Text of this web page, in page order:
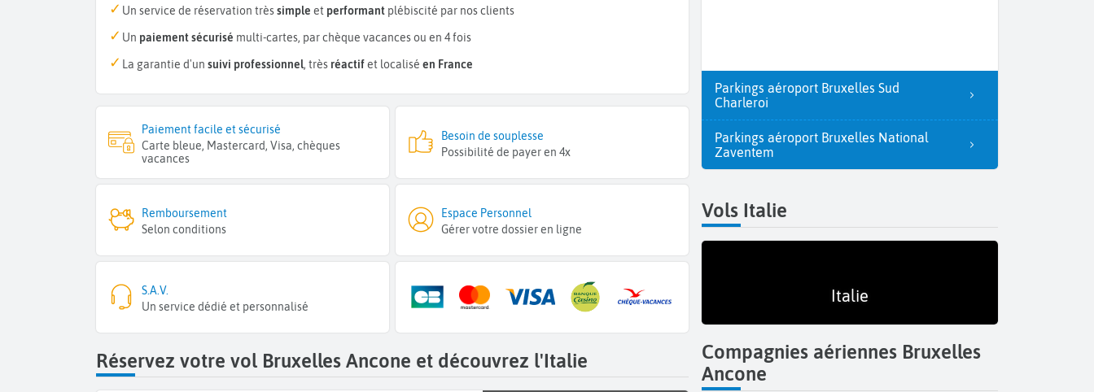
Un service de réservation trèssimple et performant plébiscité par nos clients
Un paiement sécurisé multi-cartes, par chèque vacances ou en 4 fois
La garantie d'un suivi professionnel, très réactifet localisé en France
Paiement facile et sécurisé
Carte bleue, Mastercard, Visa, chèques
vacances
Besoin de souplesse
Possibilité de payer en 4x
Remboursement
Selon conditions
Espace Personnel
Gérer votre dossier en ligne
S.A.V.
Un service dédié et personnalisé
Réservez votre vol Bruxelles Ancone et découvrez l'Italie
Parkings aéroport Bruxelles Sud
Charleroi
Parkings aéroport Bruxelles National
Zaventem
Vols Italie
Italie
Compagnies aériennes Bruxelles
Ancone